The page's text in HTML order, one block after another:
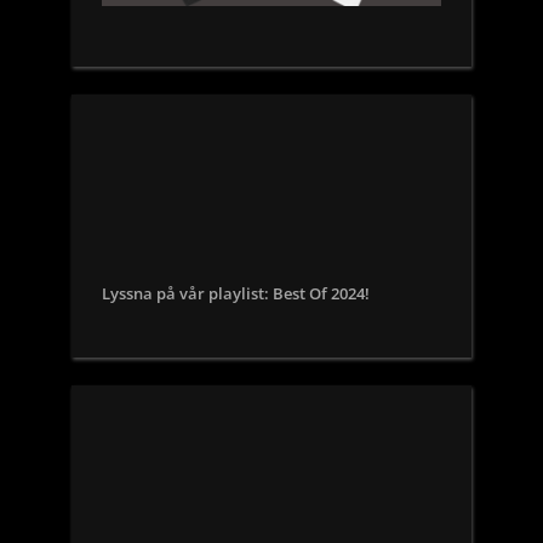
Lyssna på vår playlist: Best Of 2024!